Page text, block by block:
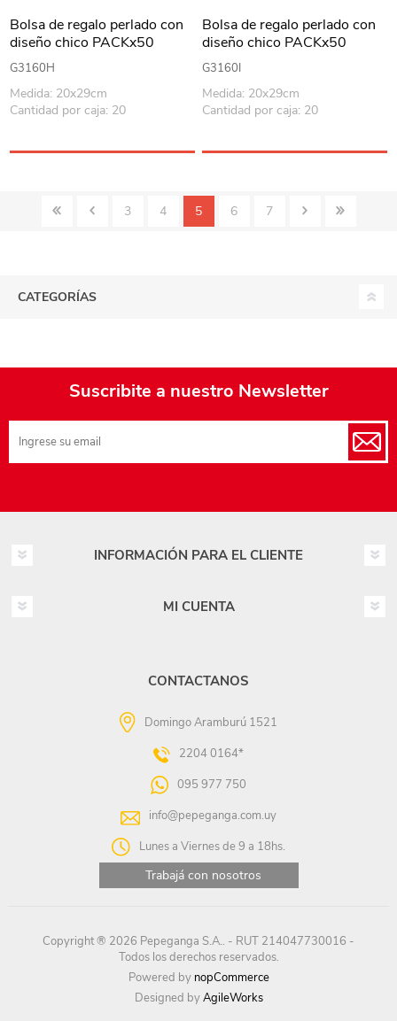
Bolsa de regalo perlado con
diseño chico PACKx50
G3160H
Medida: 20x29cm
Cantidad por caja: 20
Bolsa de regalo perlado con
diseño chico PACKx50
G3160I
Medida: 20x29cm
Cantidad por caja: 20
3 4 5 6 7
CATEGORÍAS
Suscribite a nuestro Newsletter
INFORMACIÓN PARA EL CLIENTE
MI CUENTA
CONTACTANOS
Domingo Aramburú 1521
2204 0164*
095 977 750
info@pepeganga.com.uy
Lunes a Viernes de 9 a 18hs.
Trabajá con nosotros
Copyright ® 2026 Pepeganga S.A.. - RUT 214047730016 -
Todos los derechos reservados.
Powered by nopCommerce
Designed byAgileWorks